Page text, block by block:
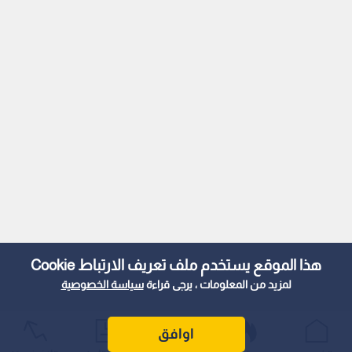
هذا الموقع يستخدم ملف تعريف الارتباط Cookie
لمزيد من المعلومات ، يرجى قراءةسياسة الخصوصية
اوافق